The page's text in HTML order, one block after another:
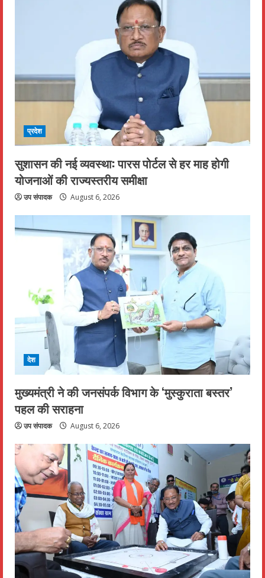
प्रदेश
सुशासन की नई व्यवस्था: पारस पोर्टल से हर माह होगी
योजनाओं की राज्यस्तरीय समीक्षा
उप संपादक August 6, 2026
देश
मुख्यमंत्री ने की जनसंपर्क विभाग के ‘मुस्कुराता बस्तर’
पहल की सराहना
उप संपादक August 6, 2026